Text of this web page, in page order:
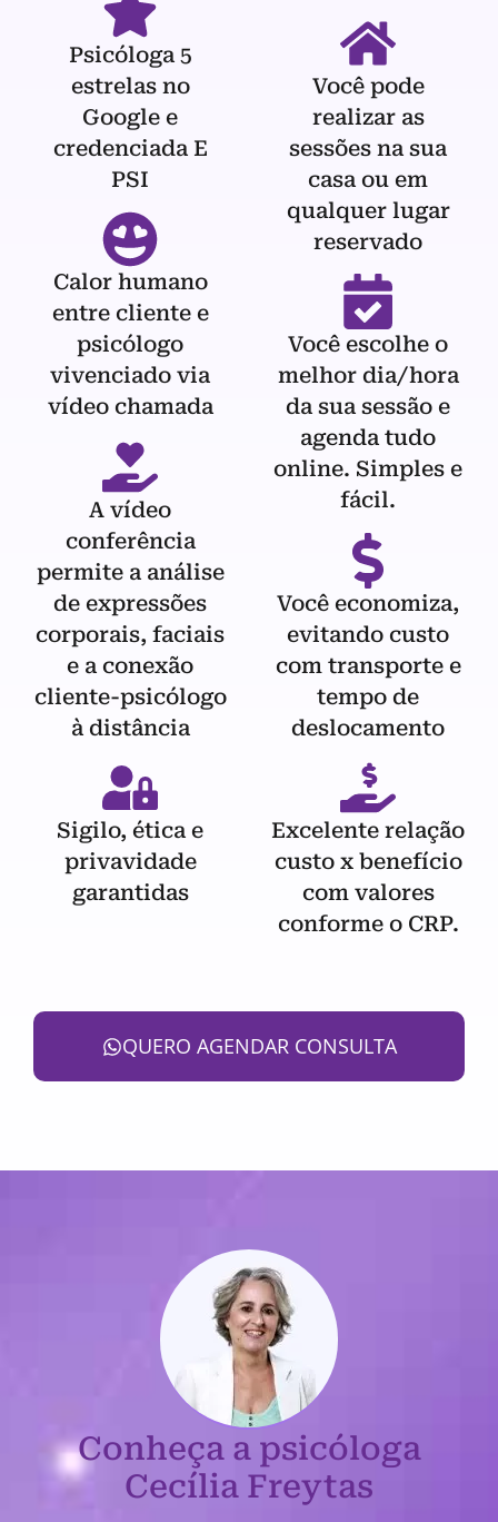
Psicóloga 5
estrelas no
Google e
credenciada E
PSI
Calor humano
entre cliente e
psicólogo
vivenciado via
vídeo chamada
A vídeo
conferência
permite a análise
de expressões
corporais, faciais
e a conexão
cliente-psicólogo
à distância
Sigilo, ética e
privavidade
garantidas
Você pode
realizar as
sessões na sua
casa ou em
qualquer lugar
reservado
Você escolhe o
melhor dia/hora
da sua sessão e
agenda tudo
online. Simples e
fácil.
Você economiza,
evitando custo
com transporte e
tempo de
deslocamento
Excelente relação
custo x benefício
com valores
conforme o CRP.
QUERO AGENDAR CONSULTA
Conheça a psicóloga
Cecília Freytas